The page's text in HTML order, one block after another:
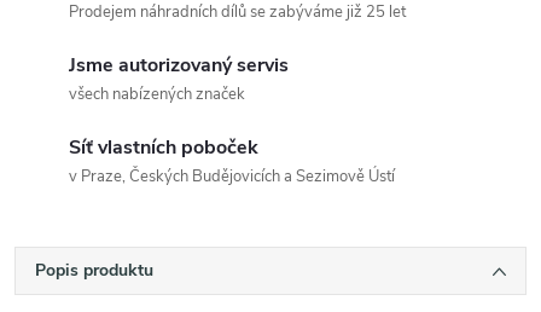
Prodejem náhradních dílů se zabýváme již 25 let
Jsme autorizovaný servis
všech nabízených značek
Síť vlastních poboček
v Praze, Českých Budějovicích a Sezimově Ústí
Popis produktu